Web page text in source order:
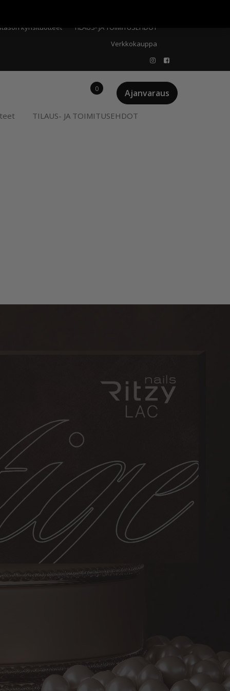
kynsituotteet
TILAUS- JA TOIMITUSEHDOT
Verkkokauppa
Ajanvaraus
0
TILAUS- JA TOIMITUSEHDOT